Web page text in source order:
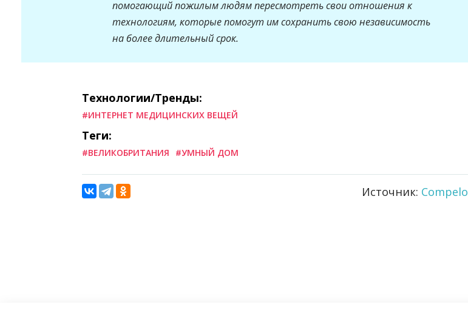
помогающий пожилым людям пересмотреть свои отношения к
технологиям, которые помогут им сохранить свою независимость
на более длительный срок.
Технологии/Тренды:
#ИНТЕРНЕТ МЕДИЦИНСКИХ ВЕЩЕЙ
Теги:
#ВЕЛИКОБРИТАНИЯ #УМНЫЙ ДОМ
Источник: Compelo